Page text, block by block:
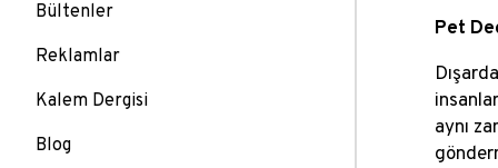
Bültenler
Reklamlar
Kalem Dergisi
Blog
Pet
aynı